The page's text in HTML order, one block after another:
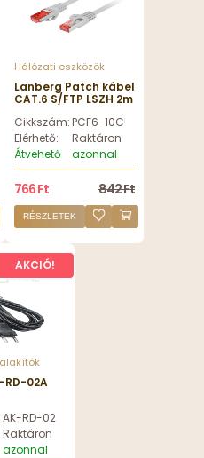
Hálózati eszközök
Lanberg Patch kábel
CAT.6 S/FTP LSZH 2m
Cikkszám:PCF6-10CU-0200-S
Elérhető:
Raktáron
Átvehető
azonnal
766 Ft 842 Ft
RÉSZLETEK
AKCIÓ!
02A
AK-RD-02A
Raktáron
azonnal